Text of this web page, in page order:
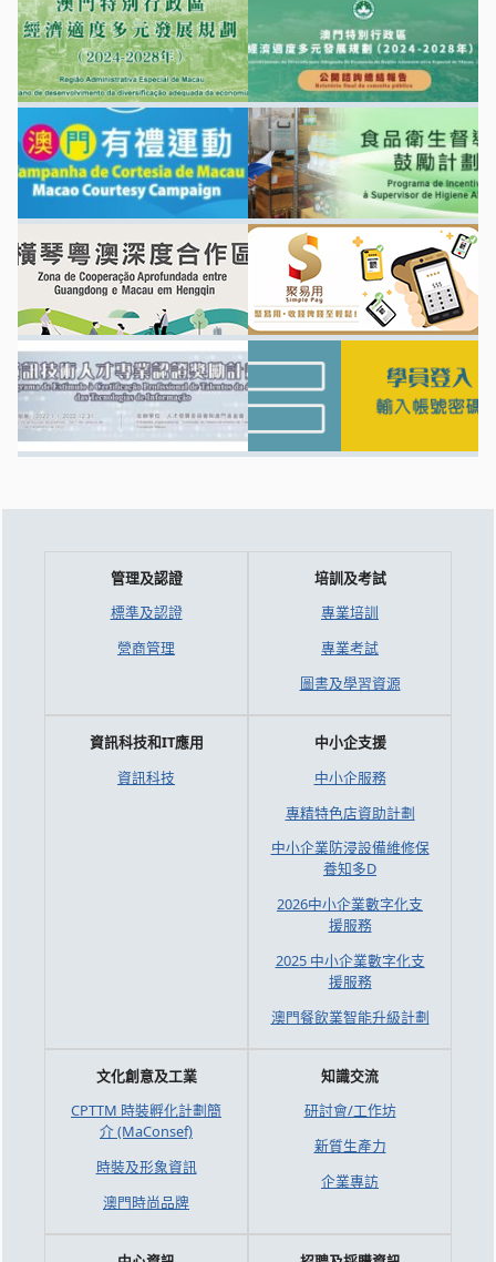
管理及認證
標準及認證
營商管理
培訓及考試
專業培訓
專業考試
圖書及學習資源
資訊科技和IT應用
資訊科技
中小企支援
中小企服務
專精特色店資助計劃
中小企業防浸設備維修保
養知多D
2026中小企業數字化支
援服務
2025 中小企業數字化支
援服務
澳門餐飲業智能升級計劃
文化創意及工業
CPTTM 時裝孵化計劃簡
介 (MaConsef)
時裝及形象資訊
澳門時尚品牌
知識交流
研討會/工作坊
新質生產力
企業專訪